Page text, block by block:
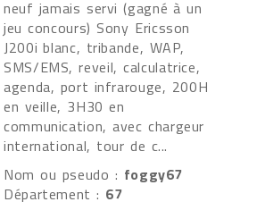
neuf jamais servi (gagné à un
jeu concours) Sony Ericsson
J200i blanc, tribande, WAP,
SMS/EMS, reveil, calculatrice,
agenda, port infrarouge, 200H
en veille, 3H30 en
communication, avec chargeur
international, tour de c...
Nom ou pseudo : foggy67
Département : 67